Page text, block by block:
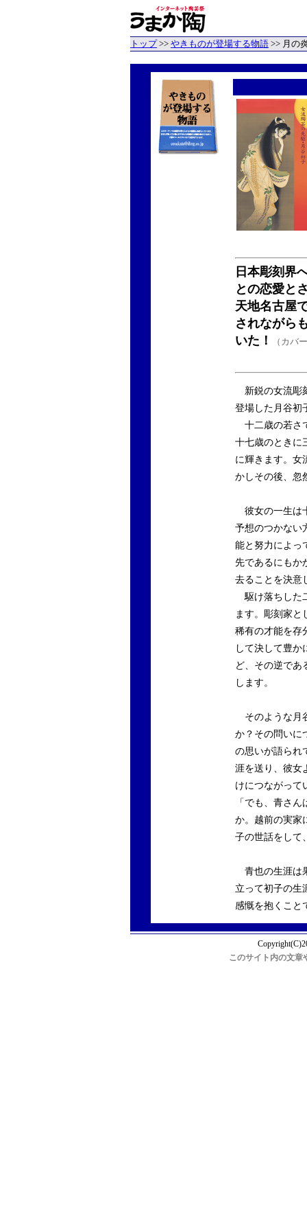
トップ>> やきものが登場する物語 >> 月の
日本彫刻界
との恋愛と
天地名古屋
されながら
いた！
（カバ
新鋭の女流彫
登場した月谷初
十二歳の若さ
十七歳のときに
に輝きます。女
かしその後、忽
彼女の一生は
予想のつかない
能と努力によっ
先であるにもか
去ることを決意
駆け落ちした
ます。彫刻家と
稀有の才能を存
して決して豊か
ど、その逆であ
します。
そのような月
か？その問いに
の思いが語られ
涯を送り、彼女
けにつながって
「でも、青さ
か。越前の実
子の世話をし
青也の生涯は
立って初子の生
感慨を抱くこと
このサイト内の文章